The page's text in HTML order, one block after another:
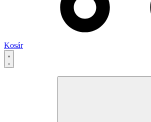
Kosár